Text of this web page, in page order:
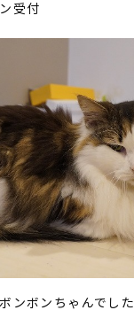
受付
ンボンちゃんでした